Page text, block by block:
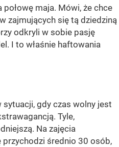
maja. Mówi, że chce
zajmujących się tą dziedziną
odkryli w sobie pasję
I to właśnie haftowania
sytuacji, gdy czas wolny jest
Tyle,
Na zajęcia
średnio 30 osób,